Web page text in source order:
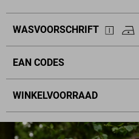
WASVOORSCHRIFT
EAN CODES
WINKELVOORRAAD